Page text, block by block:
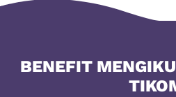
BENEFIT